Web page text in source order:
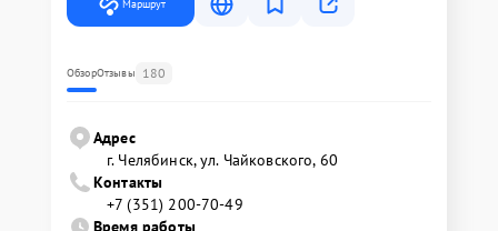
Маршрут
ОбзорОтзывы 180
Адрес
г. Челябинск, ул. Чайковского, 60
Контакты
+7 (351) 200-70-49